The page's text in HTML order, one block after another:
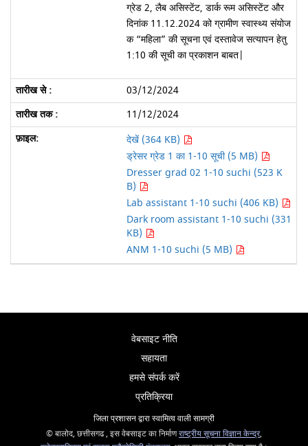
ग्रेड 2, लैब असिस्टेंट, डार्क रूम असिस्टेंट और
दिनांक 11.12.2024 को ग्रामीण स्वास्थ्य संयोज
क “महिला” की सूचना एवं दस्तावेज सत्यापन हेतु
1:10 की सूची का प्रकाशन बाबत|
03/12/2024
11/12/2024
देखें (364 KB)
ड्रेसर ग्रेड 1 का 1-10 सूची (5 MB)
Dresser grad 02 1-10 suchi (523 K
B)
Lab assistant 1-10 suchi (406 KB)
Dark room assistant 1-10 suchi (331
KB)
ANM 1-10 suchi (5 MB)
वेबसाइट नीति
सहायता
हमसे संपर्क करें
प्रतिक्रिया
जिला प्रशासन द्वारा स्वामित्व वाली सामग्री
© बालोद, छत्तीसगढ , इस वेबसाइट का निर्माणराष्ट्रीय सूचना विज्ञान केन्द्र,